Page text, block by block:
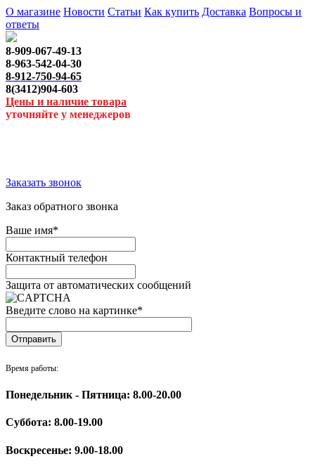
О магазине Новости Статьи Как купить Доставка Вопросы и
ответы
8-909-067-49-13
8-963-542-04-30
8-912-750-94-65
8(3412)904-603
Цены и наличие товара
уточняйте у менеджеров
Заказать звонок
Заказ обратного звонка
Ваше имя*
Контактный телефон
Защита от автоматических сообщений
Введите слово на картинке*
Время работы:
Понедельник - Пятница: 8.00-20.00
Суббота: 8.00-19.00
Воскресенье: 9.00-18.00